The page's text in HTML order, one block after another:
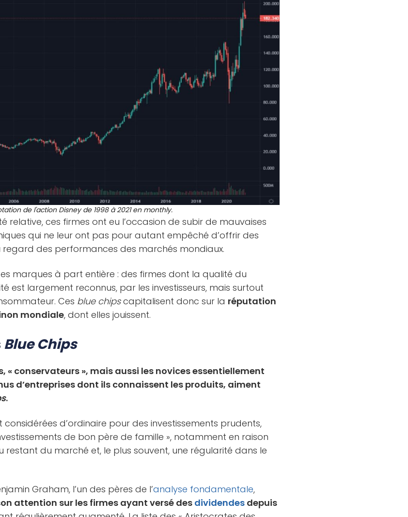
de l'action Disney de 1998 à 2021 en monthly.
relative, ces firmes ont eu l’occasion de subir de mauvaises
qui ne leur ont pas pour autant empêché d’offrir des
des performances des marchés mondiaux.
marques à part entière : des firmes dont la qualité du
est largement reconnus, par les investisseurs, mais surtout
Ces blue chipscapitalisent donc sur la réputation
mondiale, dont elles jouissent.
Blue Chips
« conservateurs », mais aussi les novices essentiellement
d’entreprises dont ils connaissent les produits, aiment
.
d’ordinaire pour des investissements prudents,
de bon père de famille », notamment en raison
restant du marché et, le plus souvent, une régularité dans le
Graham, l’un des pères de l’analyse fondamentale,
attention sur les firmes ayant versé des dividendes depuis